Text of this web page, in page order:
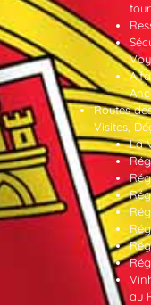
Routes
Visites,
La
au